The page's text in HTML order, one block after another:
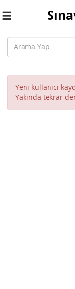
Toggle
Yeni kullanıcı
Yakında tekrar